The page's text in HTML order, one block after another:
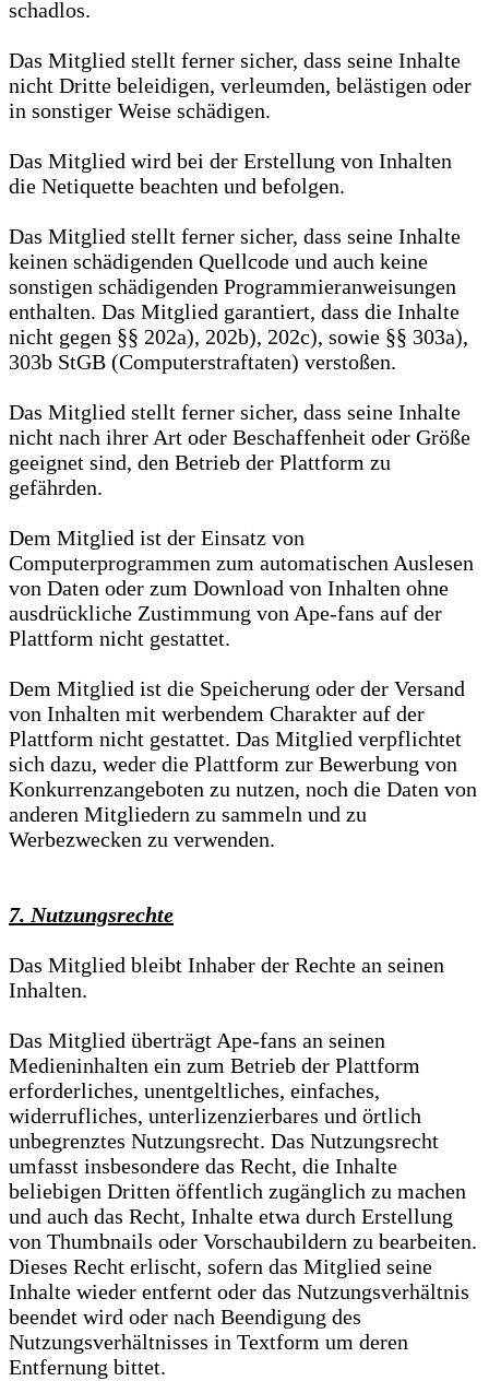
schadlos.
Das Mitglied stellt ferner sicher, dass seine Inhalte
nicht Dritte beleidigen, verleumden, belästigen oder
in sonstiger Weise schädigen.
Das Mitglied wird bei der Erstellung von Inhalten
die Netiquette beachten und befolgen.
Das Mitglied stellt ferner sicher, dass seine Inhalte
keinen schädigenden Quellcode und auch keine
sonstigen schädigenden Programmieranweisungen
enthalten. Das Mitglied garantiert, dass die Inhalte
nicht gegen §§ 202a), 202b), 202c), sowie §§ 303a),
303b StGB (Computerstraftaten) verstoßen.
Das Mitglied stellt ferner sicher, dass seine Inhalte
nicht nach ihrer Art oder Beschaffenheit oder Größe
geeignet sind, den Betrieb der Plattform zu
gefährden.
Dem Mitglied ist der Einsatz von
Computerprogrammen zum automatischen Auslesen
von Daten oder zum Download von Inhalten ohne
ausdrückliche Zustimmung von Ape-fans auf der
Plattform nicht gestattet.
Dem Mitglied ist die Speicherung oder der Versand
von Inhalten mit werbendem Charakter auf der
Plattform nicht gestattet. Das Mitglied verpflichtet
sich dazu, weder die Plattform zur Bewerbung von
Konkurrenzangeboten zu nutzen, noch die Daten von
anderen Mitgliedern zu sammeln und zu
Werbezwecken zu verwenden.
7. Nutzungsrechte
Das Mitglied bleibt Inhaber der Rechte an seinen
Inhalten.
Das Mitglied überträgt Ape-fans an seinen
Medieninhalten ein zum Betrieb der Plattform
erforderliches, unentgeltliches, einfaches,
widerrufliches, unterlizenzierbares und örtlich
unbegrenztes Nutzungsrecht. Das Nutzungsrecht
umfasst insbesondere das Recht, die Inhalte
beliebigen Dritten öffentlich zugänglich zu machen
und auch das Recht, Inhalte etwa durch Erstellung
von Thumbnails oder Vorschaubildern zu bearbeiten.
Dieses Recht erlischt, sofern das Mitglied seine
Inhalte wieder entfernt oder das Nutzungsverhältnis
beendet wird oder nach Beendigung des
Nutzungsverhältnisses in Textform um deren
Entfernung bittet.